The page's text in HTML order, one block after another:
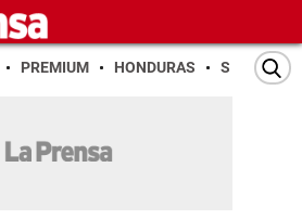
PREMIUM HONDURAS SAN PEDRO